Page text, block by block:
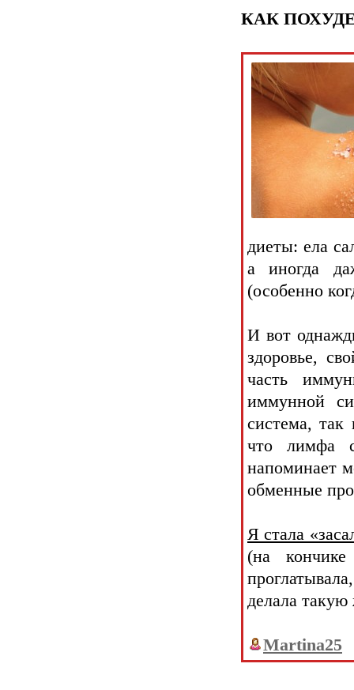
КАК
диеты: ела
а иногда
(особенно
И вот
здоровье,
часть
иммунной
система, так
что лимфа
напоминает
обменные
Я стала
(на
делала
Martina25